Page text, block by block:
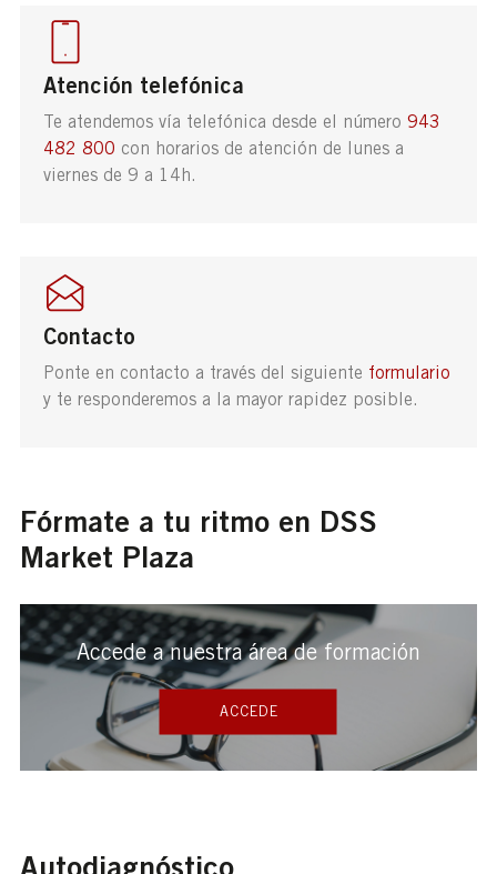
Atención telefónica
Te atendemos vía telefónica desde el número 943
482 800 con horarios de atención de lunes a
viernes de 9 a 14h.
Contacto
Ponte en contacto a través del siguiente formulario
y te responderemos a la mayor rapidez posible.
Fórmate a tu ritmo en DSS
Market Plaza
Accede a nuestra área de formación
ACCEDE
Autodiagnóstico